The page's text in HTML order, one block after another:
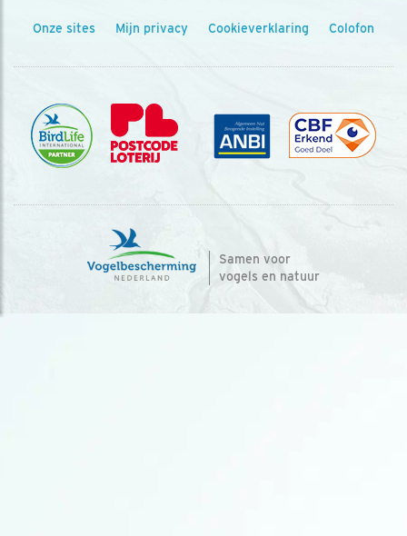
Onze sites Mijn privacy Cookieverklaring Colofon
Samen voor
vogels en natuur